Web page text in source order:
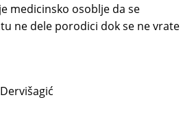
medicinsko osoblje da se
ne dele porodici dok se ne vrate